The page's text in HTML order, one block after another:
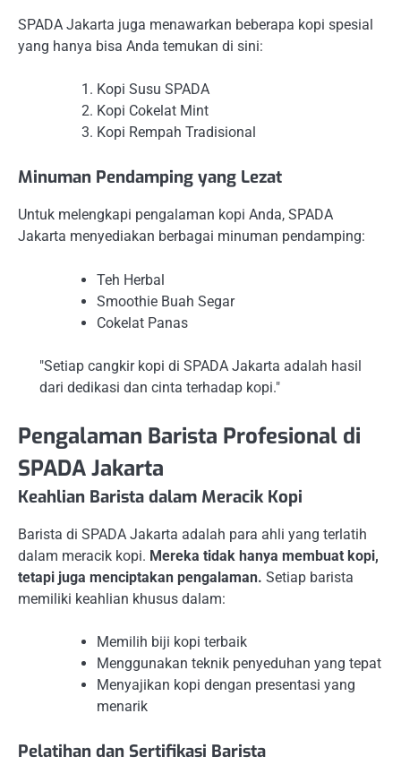
SPADA Jakarta juga menawarkan beberapa kopi spesial
yang hanya bisa Anda temukan di sini:
Kopi Susu SPADA
Kopi Cokelat Mint
Kopi Rempah Tradisional
Minuman Pendamping yang Lezat
Untuk melengkapi pengalaman kopi Anda, SPADA
Jakarta menyediakan berbagai minuman pendamping:
Teh Herbal
Smoothie Buah Segar
Cokelat Panas
"Setiap cangkir kopi di SPADA Jakarta adalah hasil
dari dedikasi dan cinta terhadap kopi."
Pengalaman Barista Profesional di
SPADA Jakarta
Keahlian Barista dalam Meracik Kopi
Barista di SPADA Jakarta adalah para ahli yang terlatih
dalam meracik kopi. Mereka tidak hanya membuat kopi,
tetapi juga menciptakan pengalaman. Setiap barista
memiliki keahlian khusus dalam:
Memilih biji kopi terbaik
Menggunakan teknik penyeduhan yang tepat
Menyajikan kopi dengan presentasi yang
menarik
Pelatihan dan Sertifikasi Barista